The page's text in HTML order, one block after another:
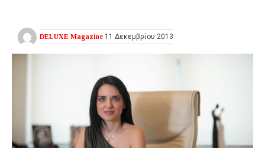
DELUXE Magazine 11 Δεκεμβρίου 2013